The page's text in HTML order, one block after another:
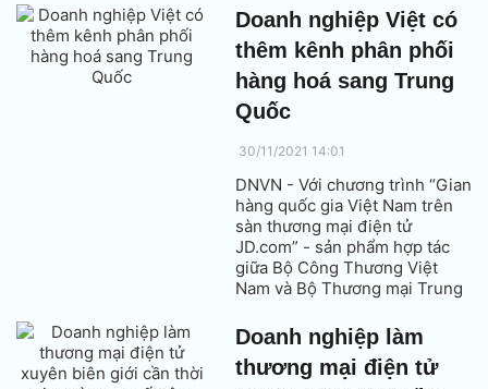
Prevention). Viettel giành 5
giải thưởng quan trọng hàng
đầu của Giải thưởng Quốc gia
về Chuyển đổi số "Vietnam
Digital Awards” 2021.
Doanh nghiệp Việt có
thêm kênh phân phối
hàng hoá sang Trung
Quốc
30/11/2021 14:01
DNVN - Với chương trình “Gian
hàng quốc gia Việt Nam trên
sàn thương mại điện tử
JD.com” - sản phẩm hợp tác
giữa Bộ Công Thương Việt
Nam và Bộ Thương mại Trung
và Kinh tế và Tập đoàn JD
cùng các đối tác vận hành tại
Việt Nam, các doanh nghiệp
Doanh nghiệp làm
thương mại điện tử